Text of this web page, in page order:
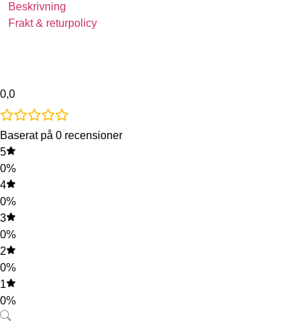
Beskrivning
Frakt & returpolicy
0,0
Baserat på 0 recensioner
5
0%
4
0%
3
0%
2
0%
1
0%